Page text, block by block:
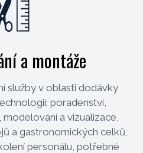
a montáže
služby v oblasti dodávky
poradenství,
a vizualizace,
a gastronomických celků,
personálu, potřebné